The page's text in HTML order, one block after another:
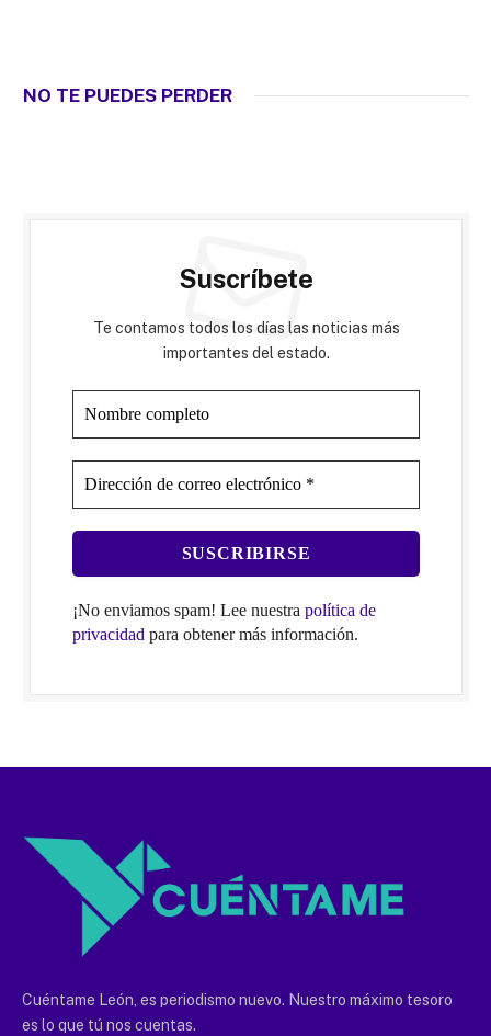
NO TE PUEDES PERDER
Suscríbete
Te contamos todos los días las noticias más
importantes del estado.
¡No enviamos spam! Lee nuestra política de
privacidad para obtener más información.
Cuéntame León, es periodismo nuevo. Nuestro máximo tesoro
es lo que tú nos cuentas.